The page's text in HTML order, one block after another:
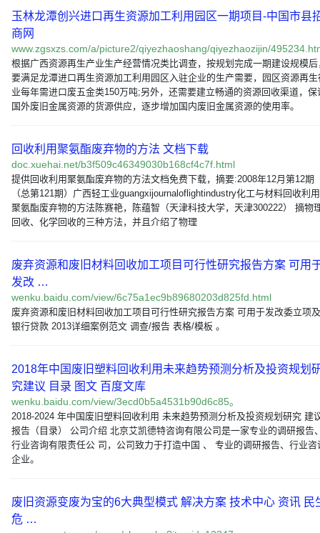
玉林龙潭创兴进口再生资源加工利用园区一期项目-中国市县
商网
www.zgsxzs.com/a/picture2/qiyezhaoshang/qiyezhaozijin/
根据广西资源再生产业生产经营情况类比调查，按规划完成一期建设规模后
要满足龙潭进口再生资源加工利用园区入驻企业的生产需要，园区资源再生
业每年需进口废五金类150万吨;另外，还需要建立畅通的资源回收渠道，保
国外废旧金属资源的货源供应，逐步增加国内废旧金属资源的使用率。
回收利用聚氨酯废弃物的方法 文档下载
doc.xuehai.net/b3f509c46349030b168cf4c7f.html
提供回收利用聚氨酯废弃物的方法文档免费下载，摘要:2008年12月第12期
（总第121期）广西轻工业guangxijournaloflightindustry化工与材料回收利用
聚氨酯废弃物的方法陈赛艳，陈蕴智（天津科技大学，天津300222） 摘物
回收、化学回收的三种方法，并且介绍了物理
废弃资源和废旧材料回收加工项目可行性研究报告方案 可用
发改 …
wenku.baidu.com/view/6c75a1ec9b89680203d825fd.html
废弃资源和废旧材料回收加工项目可行性研究报告方案 可用于发改委立项及
银行贷款 2013详细案例范文 调查/报告 表格/模板 。
2018年中国废旧塑料回收利用未来趋势预测分析及投资规划
究建议 目录 图文 百度文库
wenku.baidu.com/view/3ecd0b5a4531b90d6c85。
2018-2024 年中国废旧塑料回收利用 未来趋势预测分析及投资规划研究 建
报告（目录） 公司介绍 北京艾凯德特咨询有限公司是一家专业的调研报告
行业咨询有限责任公 司，公司致力于打造中国 、 专业的调研报告、行业咨
企业。
废旧资源变废为宝的6大典型模式 解决方案 技术中心 资讯 民
危 …